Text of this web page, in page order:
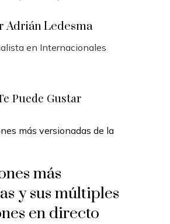
Adrián Ledesma
en Internacionales
Puede Gustar
más
y sus múltiples
en directo